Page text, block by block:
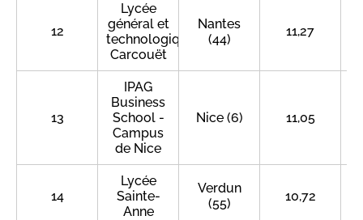
12
Lycée
général et
technologique
Carcouët
Nantes
(44)
11,27
13
IPAG
Business
School -
Campus
de Nice
Nice (6) 11,05
14
Lycée
Sainte-
Anne
Verdun
(55)
10,72